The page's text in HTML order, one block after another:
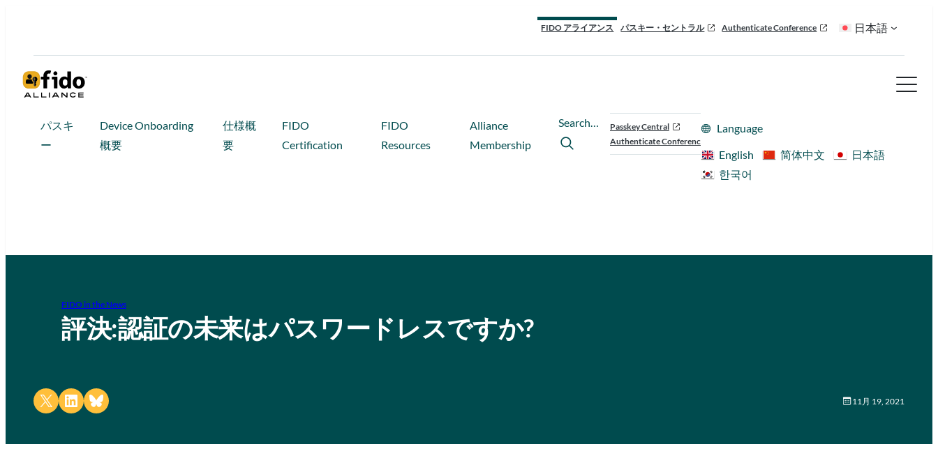
FIDO アライアンス パスキー・セントラル Authenticate Conference 日本語
パスキ
ー
Device Onboarding
概要
仕様概
要
FIDO
Certification
FIDO
Resources
Alliance
Membership
Search…
Passkey Central
Authenticate Conference
Language
English
简体中文
日本語
한국어
FIDO in the News
評決:認証の未来はパスワードレスですか?
Share on X Share on LinkedIn
Share on Bluesky 11月 19, 2021